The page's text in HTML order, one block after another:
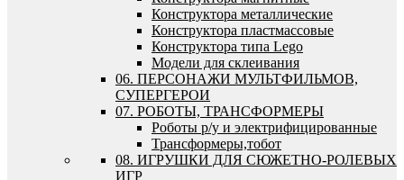
Конструктора металлические
Конструктора пластмассовые
Конструктора типа Lego
Модели для склеивания
06. ПЕРСОНАЖИ МУЛЬТФИЛЬМОВ,
СУПЕРГЕРОИ
07. РОБОТЫ, ТРАНСФОРМЕРЫ
Роботы р/у и электрифицированные
Трансформеры,тобот
08. ИГРУШКИ ДЛЯ СЮЖЕТНО-РОЛЕВЫХ
ИГР